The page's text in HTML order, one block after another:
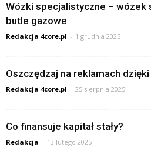
Wózki specjalistyczne – wózek
butle gazowe
Redakcja 4core.pl - 1 grudnia 2025
Oszczędzaj na reklamach
Redakcja 4core.pl - 25 sierpnia 2025
Co finansuje kapitał stały?
Redakcja - 13 lutego 2025